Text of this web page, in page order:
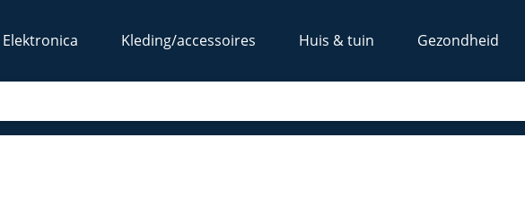
Elektronica Kleding/accessoires Huis & tuin Gezondheid
Oefenbord met Stopwatch, Verstelbare Hoeken, Handvaten met